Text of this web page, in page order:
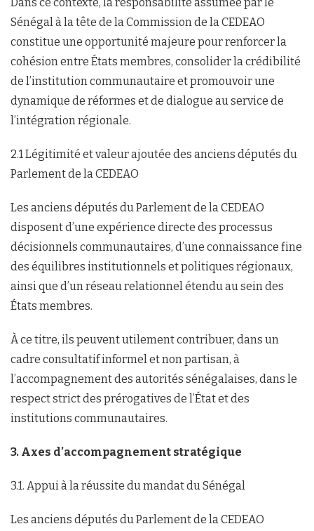
Sénégal à la tête de la Commission de la CEDEAO
constitue une opportunité majeure pour renforcer la
cohésion entre États membres, consolider la crédibilité
de l’institution communautaire et promouvoir une
dynamique de réformes et de dialogue au service de
l’intégration régionale.
2.1 Légitimité et valeur ajoutée des anciens députés du
Parlement de la CEDEAO
Les anciens députés du Parlement de la CEDEAO
disposent d’une expérience directe des processus
décisionnels communautaires, d’une connaissance fine
des équilibres institutionnels et politiques régionaux,
ainsi que d’un réseau relationnel étendu au sein des
États membres.
À ce titre, ils peuvent utilement contribuer, dans un
cadre consultatif informel et non partisan, à
l’accompagnement des autorités sénégalaises, dans le
respect strict des prérogatives de l’État et des
institutions communautaires.
3. Axes d’accompagnement stratégique
3.1. Appui à la réussite du mandat du Sénégal
Les anciens députés du Parlement de la CEDEAO